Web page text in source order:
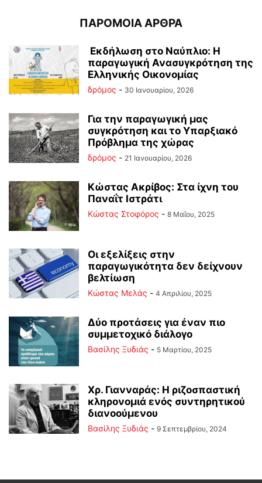
ΠΑΡΟΜΟΙΑ ΑΡΘΡΑ
Εκδήλωση στο Ναύπλιο: Η
παραγωγική Ανασυγκρότηση της
Ελληνικής Οικονομίας
δρόμος - 30 Ιανουαρίου, 2026
Για την παραγωγική μας
συγκρότηση και το Υπαρξιακό
Πρόβλημα της χώρας
δρόμος - 21 Ιανουαρίου, 2026
Κώστας Ακρίβος: Στα ίχνη του
Παναΐτ Ιστράτι
Κώστας Στοφόρος - 8 Μαΐου, 2025
Οι εξελίξεις στην
παραγωγικότητα δεν δείχνουν
βελτίωση
Κώστας Μελάς - 4 Απριλίου, 2025
Δύο προτάσεις για έναν πιο
συμμετοχικό διάλογο
Βασίλης Ξυδιάς - 5 Μαρτίου, 2025
Χρ. Γιανναράς: Η ριζοσπαστική
κληρονομιά ενός συντηρητικού
διανοούμενου
Βασίλης Ξυδιάς - 9 Σεπτεμβρίου, 2024